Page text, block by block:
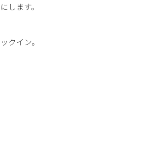
します。
クイン。